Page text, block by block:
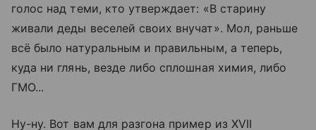
голос над теми, кто утверждает: «В старину
живали деды веселей своих внучат». Мол, раньше
всё было натуральным и правильным, а теперь,
куда ни глянь, везде либо сплошная химия, либо
ГМО...
Ну-ну. Вот вам для разгона пример из XVII